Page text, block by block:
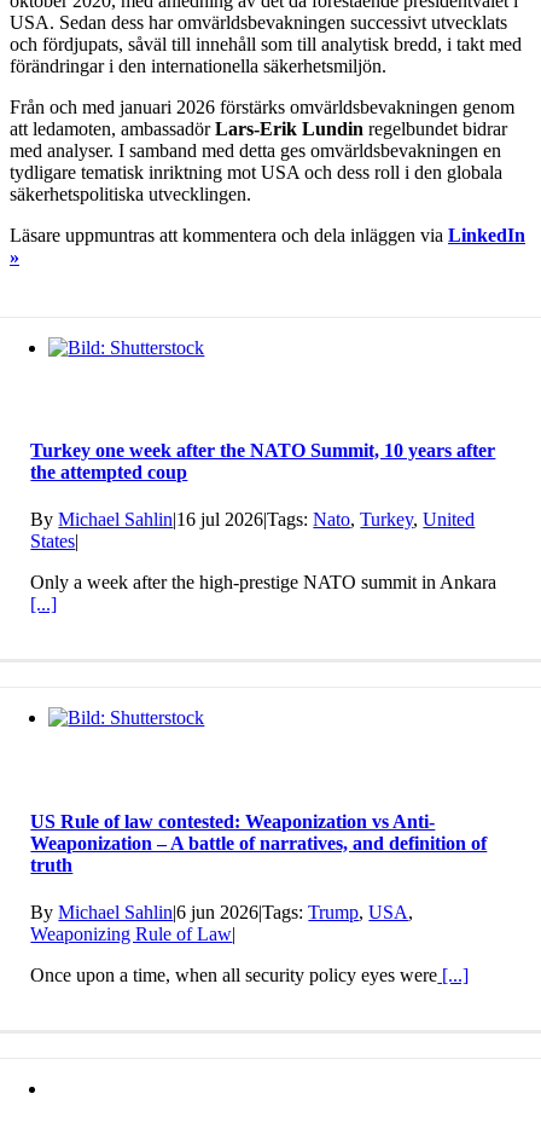
USA. Sedan dess har omvärldsbevakningen successivt utvecklats
och fördjupats, såväl till innehåll som till analytisk bredd, i takt med
förändringar i den internationella säkerhetsmiljön.
Från och med januari 2026 förstärks omvärldsbevakningen genom
att ledamoten, ambassadörLars-Erik Lundin regelbundet bidrar
med analyser. I samband med detta ges omvärldsbevakningen en
tydligare tematisk inriktning mot USA och dess roll i den globala
säkerhetspolitiska utvecklingen.
Läsare uppmuntras att kommentera och dela inläggen via LinkedIn
»
Turkey one week after the NATO Summit, 10 years after
the attempted coup
ByMichael Sahlin|16 jul 2026|Tags:Nato,Turkey,United
States|
Only a week after the high-prestige NATO summit in Ankara
[...]
US Rule of law contested: Weaponization vs Anti-
Weaponization – A battle of narratives, and definition of
truth
ByMichael Sahlin|6 jun 2026|Tags:Trump,USA,
Weaponizing Rule of Law|
Once upon a time, when all security policy eyes were [...]